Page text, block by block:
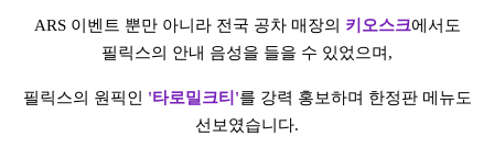
ARS 이벤트 뿐만 아니라 전국 공차 매장의 키오스크에서도
필릭스의 안내 음성을 들을 수 있었으며,
필릭스의 원픽인 '타로밀크티'를 강력 홍보하며 한정판 메뉴도
선보였습니다.